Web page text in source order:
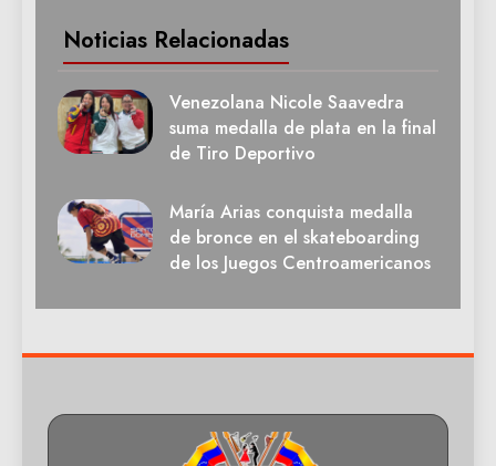
Noticias Relacionadas
Venezolana Nicole Saavedra
suma medalla de plata en la final
de Tiro Deportivo
María Arias conquista medalla
de bronce en el skateboarding
de los Juegos Centroamericanos